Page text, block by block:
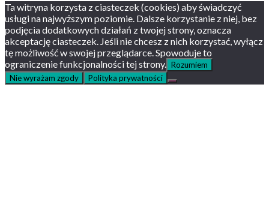
Ta witryna korzysta z ciasteczek (cookies) aby świadczyć
usługi na najwyższym poziomie. Dalsze korzystanie z niej, bez
podjęcia dodatkowych działań z twojej strony, oznacza
akceptację ciasteczek. Jeśli nie chcesz z nich korzystać, wyłącz
tę możliwość w swojej przeglądarce. Spowoduje to
ograniczenie funkcjonalności tej strony. Rozumiem
Nie wyrażam zgody
Polityka prywatności